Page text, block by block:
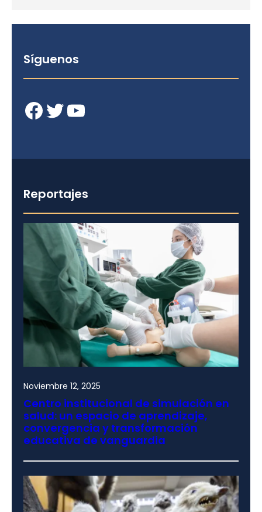
Síguenos
Facebook Twitter YouTube
Reportajes
Noviembre 12, 2025
Centro institucional de simulación en
salud: un espacio de aprendizaje,
convergencia y transformación
educativa de vanguardia